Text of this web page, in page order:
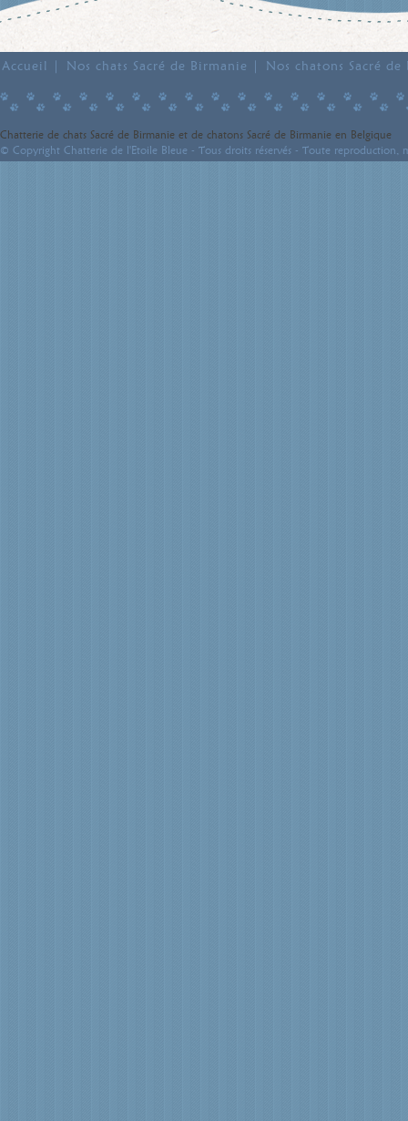
Accueil Nos chats Sacré de Birmanie Nos chatons Sacré
Chatterie de chats Sacré de Birmanie et de chatons Sacré de Birmanie en Belgique
© Copyright Chatterie de l'Etoile Bleue - Tous droits réservés - Toute reproduction,